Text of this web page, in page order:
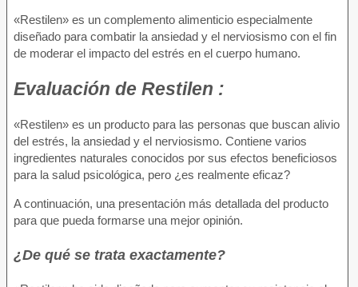
«Restilen» es un complemento alimenticio especialmente
diseñado para combatir la ansiedad y el nerviosismo con el fin
de moderar el impacto del estrés en el cuerpo humano.
Evaluación de Restilen :
«Restilen» es un producto para las personas que buscan alivio
del estrés, la ansiedad y el nerviosismo. Contiene varios
ingredientes naturales conocidos por sus efectos beneficiosos
para la salud psicológica, pero ¿es realmente eficaz?
A continuación, una presentación más detallada del producto
para que pueda formarse una mejor opinión.
¿De qué se trata exactamente?